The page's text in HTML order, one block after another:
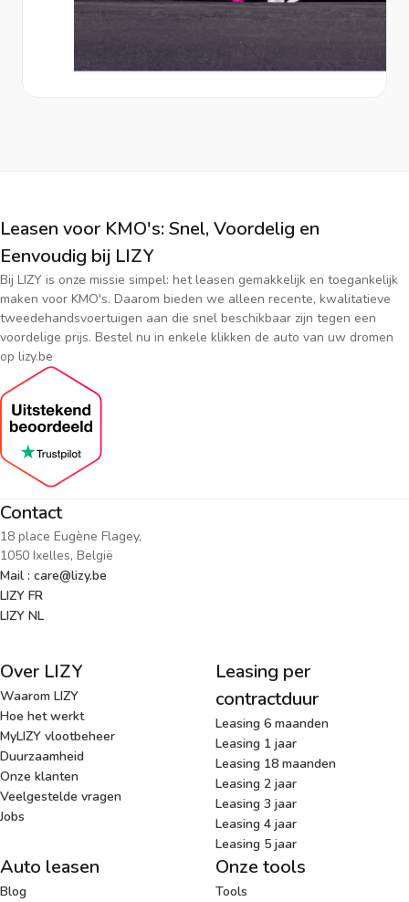
Leasen voor KMO's: Snel, Voordelig en
Eenvoudig bij LIZY
Bij LIZY is onze missie simpel: het leasen gemakkelijk en toegankelijk
maken voor KMO's. Daarom bieden we alleen recente, kwalitatieve
tweedehandsvoertuigen aan die snel beschikbaar zijn tegen een
voordelige prijs. Bestel nu in enkele klikken de auto van uw dromen
op lizy.be
Contact
18 place Eugène Flagey,
1050 Ixelles, België
Mail : care@lizy.be
LIZY FR
LIZY NL
Over LIZY
Waarom LIZY
Hoe het werkt
MyLIZY vlootbeheer
Duurzaamheid
Onze klanten
Veelgestelde vragen
Jobs
Leasing per
contractduur
Leasing 6 maanden
Leasing 1 jaar
Leasing 18 maanden
Leasing 2 jaar
Leasing 3 jaar
Leasing 4 jaar
Leasing 5 jaar
Auto leasen
Blog
Onze tools
Tools